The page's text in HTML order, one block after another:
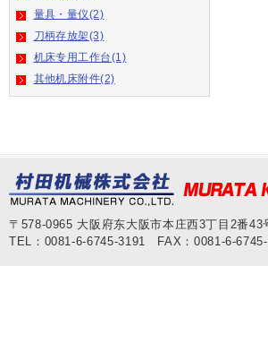
量具・量仪(2)
刀柄存放架(3)
机床专用工作台(1)
其他机床附件(2)
〒578-0965 大阪府东大阪市本庄西3丁目2番43
TEL：0081-6-6745-3191 FAX：0081-6-